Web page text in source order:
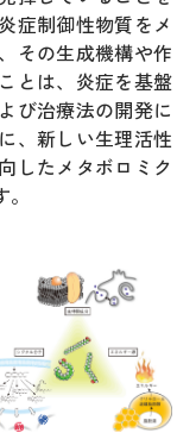
症制御性物質をメ
その生成機構や作
とは、炎症を基盤
び治療法の開発に
、新しい生理活性
したメタボロミク